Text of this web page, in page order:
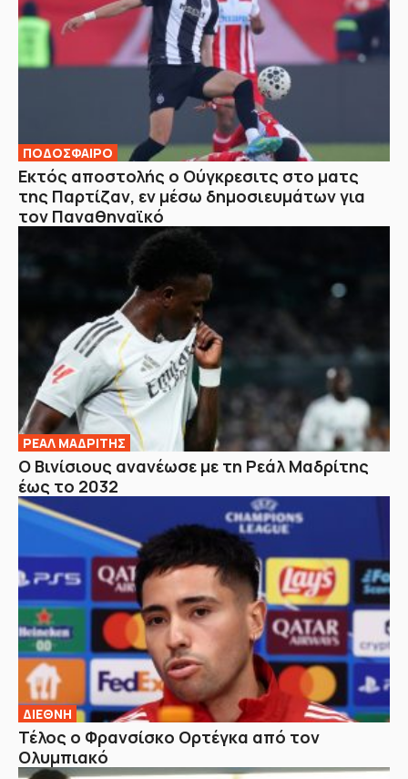
ΠΟΔΟΣΦΑΙΡΟ
Εκτός αποστολής ο Ούγκρεσιτς στο ματς
της Παρτίζαν, εν μέσω δημοσιευμάτων για
τον Παναθηναϊκό
ΡΕΑΛ ΜΑΔΡΙΤΗΣ
Ο Βινίσιους ανανέωσε με τη Ρεάλ Μαδρίτης
έως το 2032
ΔΙΕΘΝΗ
Τέλος ο Φρανσίσκο Ορτέγκα από τον
Ολυμπιακό